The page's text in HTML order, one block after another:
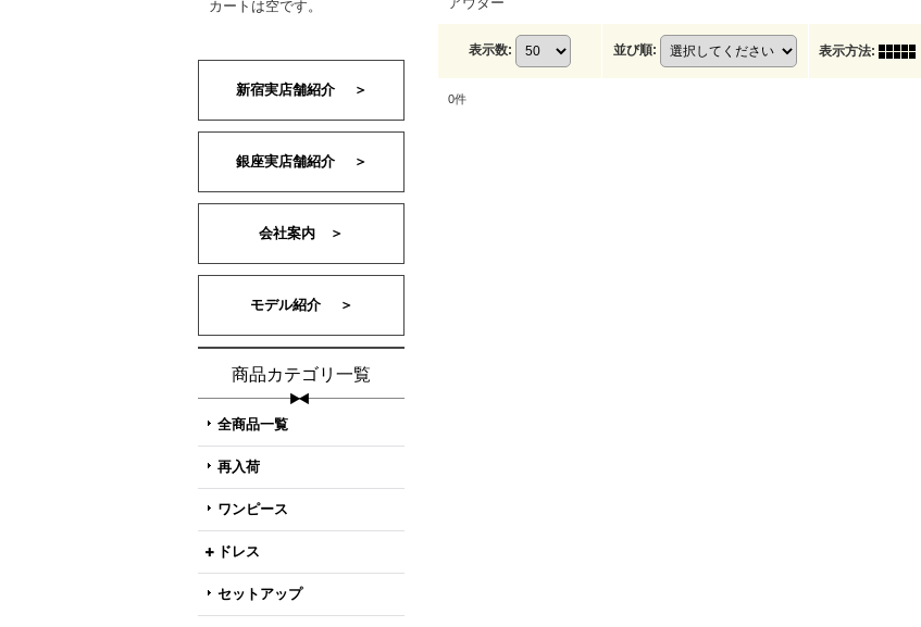
カートは空です。
新宿実店舗紹介 ＞
銀座実店舗紹介 ＞
会社案内 ＞
モデル紹介 ＞
商品カテゴリ一覧
全商品一覧
再入荷
ワンピース
ドレス
セットアップ
表示数: 並び順: 表示方法:
0件